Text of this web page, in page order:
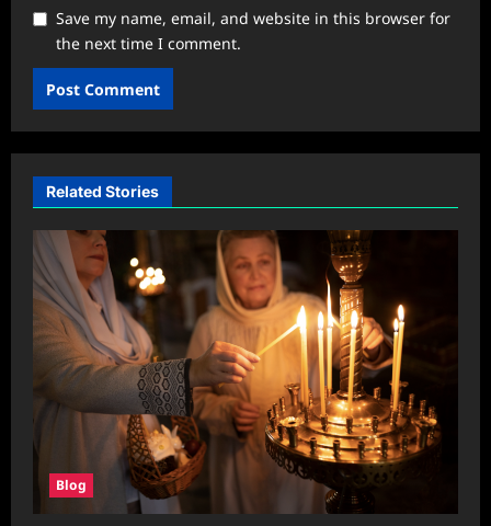
Save my name, email, and website in this browser for
the next time I comment.
Related Stories
Blog